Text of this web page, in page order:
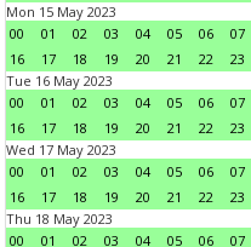
Mon 15 May 2023
00
01 02 03 04 05 06 07
16
17 18 19 20 21 22
23
Tue 16 May 2023
00
01 02 03 04 05 06 07
16
17 18 19 20 21 22
23
Wed 17 May 2023
00
01 02 03 04 05 06 07
16
17 18 19 20 21 22
23
Thu 18 May 2023
00
01 02 03 04 05 06 07